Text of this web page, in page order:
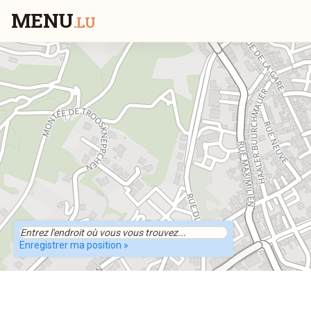
MENU.LU
Enregistrer ma position »